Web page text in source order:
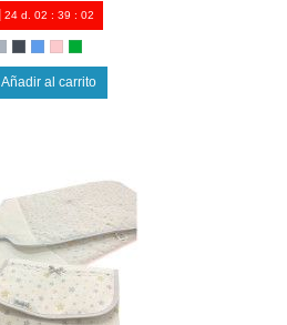
24 d. 02 :39 :00
Añadir al carrito